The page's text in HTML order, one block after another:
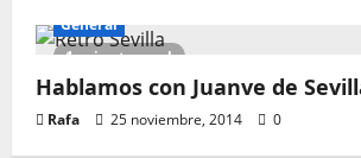
1 minute read
General
Hablamos con Juanve de
Rafa 25 noviembre, 2014 0